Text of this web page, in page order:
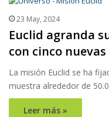
23 May, 2024
Euclid agranda
con cinco
La misión Euclid se ha
muestra alrededor de
Leer más »